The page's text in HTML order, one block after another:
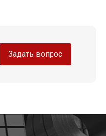
Задать вопрос